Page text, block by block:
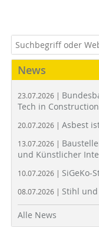
News
23.07.2026 |
Tech in
20.07.2026 | Asbest
13.07.2026 |
und Künstlicher
10.07.2026 | SiGeKo-
08.07.2026 | Stihl
Alle News